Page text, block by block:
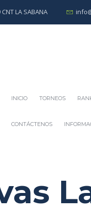
LA SABANA
INICIO TORNEOS
CONTÁCTENOS